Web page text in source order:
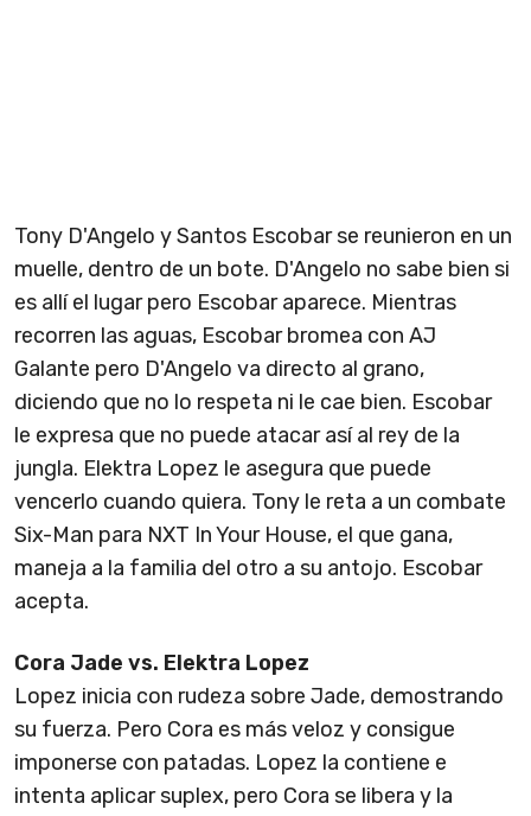
Tony D'Angelo y Santos Escobar se reunieron en un
muelle, dentro de un bote. D'Angelo no sabe bien si
es allí el lugar pero Escobar aparece. Mientras
recorren las aguas, Escobar bromea con AJ
Galante pero D'Angelo va directo al grano,
diciendo que no lo respeta ni le cae bien. Escobar
le expresa que no puede atacar así al rey de la
jungla. Elektra Lopez le asegura que puede
vencerlo cuando quiera. Tony le reta a un combate
Six-Man para NXT In Your House, el que gana,
maneja a la familia del otro a su antojo. Escobar
acepta.
Cora Jade vs. Elektra Lopez
Lopez inicia con rudeza sobre Jade, demostrando
su fuerza. Pero Cora es más veloz y consigue
imponerse con patadas. Lopez la contiene e
intenta aplicar suplex, pero Cora se libera y la